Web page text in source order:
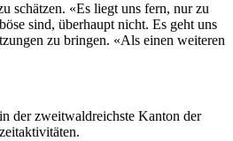
schätzen. «Es liegt uns fern, nur zu
sind, überhaupt nicht. Es geht uns
zu bringen. «Als einen weiteren
der zweitwaldreichste Kanton der